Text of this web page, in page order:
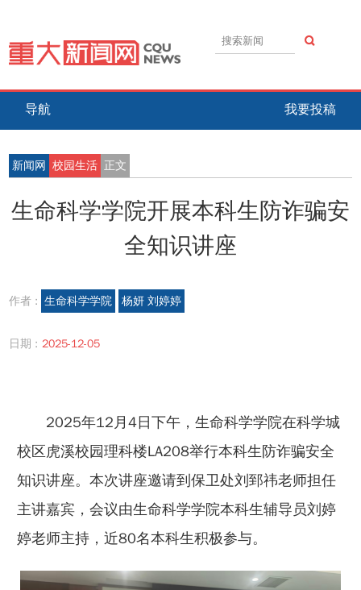
导航 我要投稿
新闻网 校园生活 正文
生命科学学院开展本科生防诈骗安
全知识讲座
作者 : 生命科学学院 杨妍 刘婷婷
日期 : 2025-12-05
2025年12月4日下午，生命科学学院在科学城
校区虎溪校园理科楼LA208举行本科生防诈骗安全
知识讲座。本次讲座邀请到保卫处刘郅祎老师担任
主讲嘉宾，会议由生命科学学院本科生辅导员刘婷
婷老师主持，近80名本科生积极参与。